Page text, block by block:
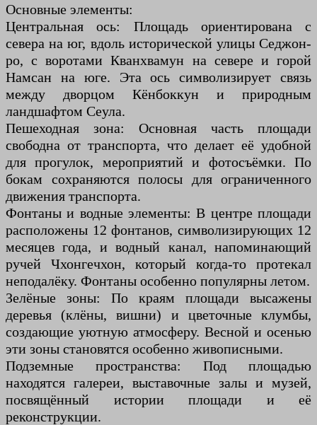
Основные элементы:
Центральная ось: Площадь ориентирована с
севера на юг, вдоль исторической улицы Седжон-
ро, с воротами Кванхвамун на севере и горой
Намсан на юге. Эта ось символизирует связь
между дворцом Кёнбоккун и природным
ландшафтом Сеула.
Пешеходная зона: Основная часть площади
свободна от транспорта, что делает её удобной
для прогулок, мероприятий и фотосъёмки. По
бокам сохраняются полосы для ограниченного
движения транспорта.
Фонтаны и водные элементы: В центре площади
расположены 12 фонтанов, символизирующих 12
месяцев года, и водный канал, напоминающий
ручей Чхонгечхон, который когда-то протекал
неподалёку. Фонтаны особенно популярны летом.
Зелёные зоны: По краям площади высажены
деревья (клёны, вишни) и цветочные клумбы,
создающие уютную атмосферу. Весной и осенью
эти зоны становятся особенно живописными.
Подземные пространства: Под площадью
находятся галереи, выставочные залы и музей,
посвящённый истории площади и её
реконструкции.